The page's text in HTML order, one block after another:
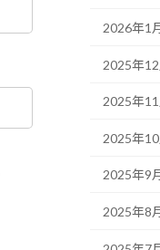
2026年1
2025年
2025年
2025年
2025年9
2025年8